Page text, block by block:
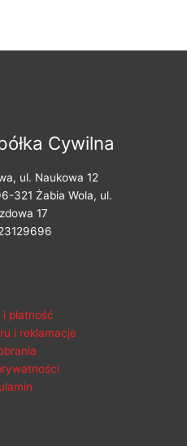
Cywilna
ul. Naukowa 12
321 Żabia Wola, ul.
17
i płatność
i reklamacje